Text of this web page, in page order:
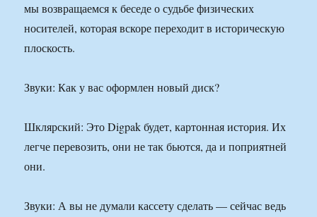
мы возвращаемся к беседе о судьбе физических
носителей, которая вскоре переходит в историческую
плоскость.
Звуки: Как у вас оформлен новый диск?
Шклярский: Это Digpak будет, картонная история. Их
легче перевозить, они не так бьются, да и поприятней
они.
Звуки: А вы не думали кассету сделать — сейчас ведь